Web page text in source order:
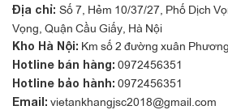
Địa chỉ: Số 7, Hẻm 10/37/27, Phố Dịch
Vọng, Quận Cầu Giấy, Hà Nội
Kho Hà Nội: Km số 2 đường xuân
Hotline bán hàng: 0972456351
Hotline bảo hành: 0972456351
Email: vietankhangjsc2018@gmail.com